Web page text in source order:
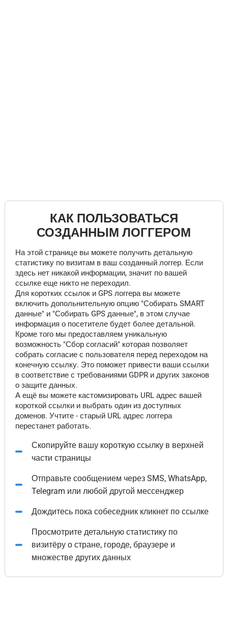
КАК ПОЛЬЗОВАТЬСЯ
СОЗДАННЫМ ЛОГГЕРОМ
На этой странице вы можете получить детальную
статистику по визитам в ваш созданный логгер. Если
здесь нет никакой информации, значит по вашей
ссылке еще никто не переходил.
Для коротких ссылок и GPS логгера вы можете
включить допольнительную опцию "Собирать SMART
данные" и "Собирать GPS данные", в этом случае
информация о посетителе будет более детальной.
Кроме того мы предоставляем уникальную
возможность "Сбор согласий" которая позволяет
собрать согласие с пользователя перед переходом на
конечную ссылку. Это поможет привести ваши ссылки
в соответствие с требованиями GDPR и других законов
о защите данных.
А ещё вы можете кастомизировать URL адрес вашей
короткой ссылки и выбрать один из доступных
доменов. Учтите - старый URL адрес логгера
перестанет работать.
Скопируйте вашу короткую ссылку в верхней
части страницы
Отправьте сообщением через SMS, WhatsApp,
Telegram или любой другой мессенджер
Дождитесь пока собеседник кликнет по ссылке
Просмотрите детальную статистику по
визитёру о стране, городе, браузере и
множестве других данных